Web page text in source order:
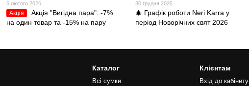
5 лютого 2026
Акція
Акція "Вигідна пара": -7%
на один товар та -15% на пару
30 грудня 2025
🎄 Графік роботи Neri Karra у
період Новорічних свят 2026
Каталог
Всі сумки
Клієнтам
Вхід до кабінету